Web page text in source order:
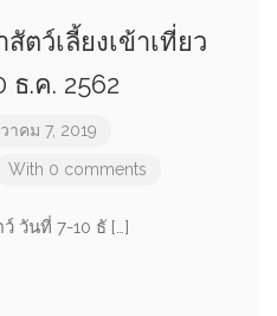
ตว์เลี้ยงเข้าเที่ยว
ธ.ค. 2562
าคม 7, 2019
With 0 comments
วันที่ 7-10 ธั […]